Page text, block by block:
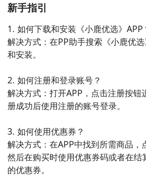
量的商品和商家，用户可以在上面购
品，也有很多优惠活动。
尚品牌商品的限时折扣，用户可以购
的商品。
供家电、数码、家居等商品，用户可
惠价格和便捷的购物体验。
8. 《聚美优品》：聚美优品是一家美
新手指引
1. 如何下载和安装《小鹿优选》APP
解决方式：在PP助手搜索《小鹿优
和安装。
2. 如何注册和登录账号？
解决方式：打开APP，点击注册按钮
册成功后使用注册的账号登录。
3. 如何使用优惠券？
解决方式：在APP中找到所需商品，
然后在购买时使用优惠券码或者在结
的优惠券。